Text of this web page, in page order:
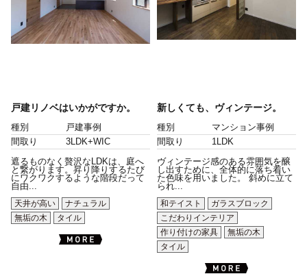
戸建リノベはいかがですか。
種別
戸建事例
間取り
3LDK+WIC
遮るものなく贅沢なLDKは、庭へ
と繋がります。昇り降りするたび
にワクワクするような階段だって
自由...
天井が高い
ナチュラル
無垢の木
タイル
新しくても、ヴィンテージ。
種別
マンション事例
間取り
1LDK
ヴィンテージ感のある雰囲気を醸
し出すために、全体的に落ち着い
た色味を用いました。 斜めに立て
られ...
和テイスト
ガラスブロック
こだわりインテリア
作り付けの家具
無垢の木
タイル